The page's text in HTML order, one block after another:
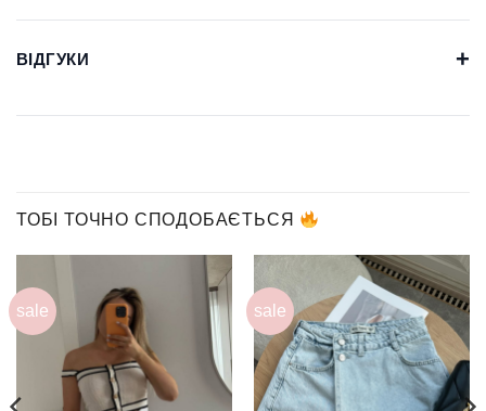
ВІДГУКИ +
ТОБІ ТОЧНО СПОДОБАЄТЬСЯ
sale sale